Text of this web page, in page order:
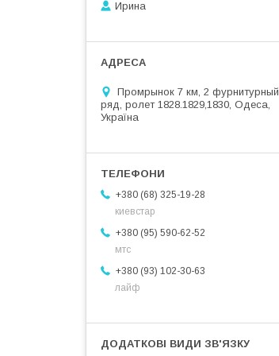
Ирина
Промрынок 7 км, 2 фурнитурный
ряд, ролет 1828.1829,1830, Одеса,
Україна
+380 (68) 325-19-28
киевстар
+380 (95) 590-62-52
мтс
+380 (93) 102-30-63
лайф